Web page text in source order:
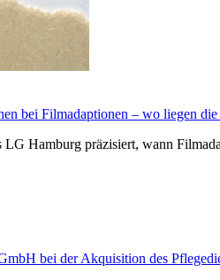
bei Filmadaptionen – wo liegen die
Hamburg präzisiert, wann
bei der Akquisition des